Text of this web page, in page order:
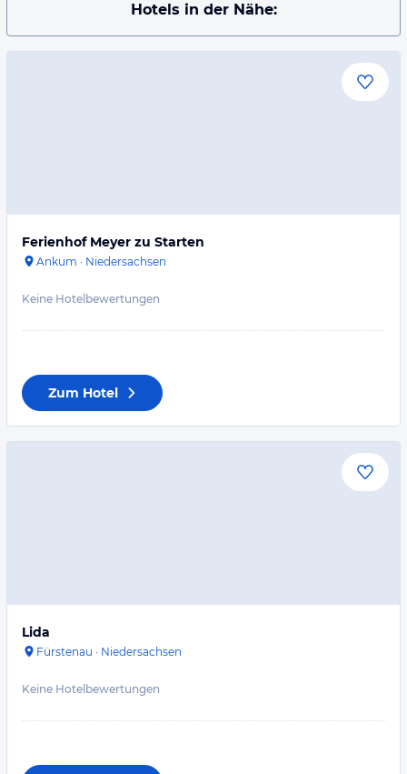
Hotels in der Nähe:
Ferienhof Meyer zu Starten
Ankum · Niedersachsen
Keine Hotelbewertungen
Zum Hotel
Lida
Fürstenau · Niedersachsen
Keine Hotelbewertungen